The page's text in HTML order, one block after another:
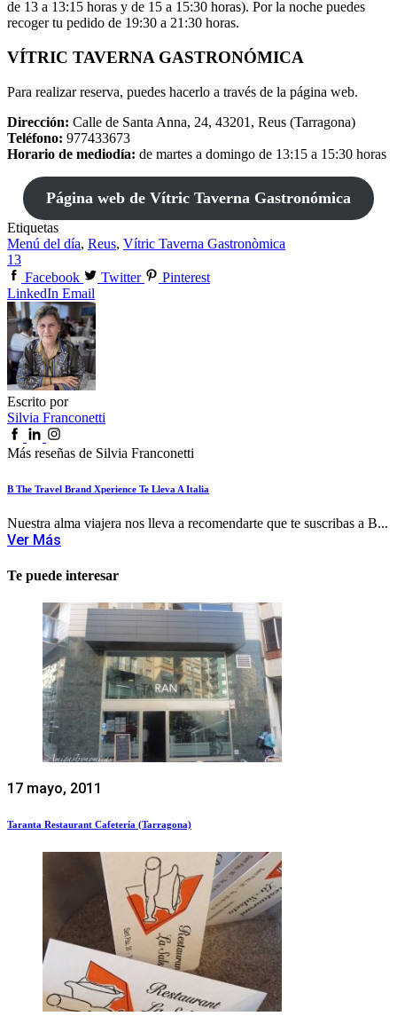
de 13 a 13:15 horas y de 15 a 15:30 horas). Por la noche puedes
recoger tu pedido de 19:30 a 21:30 horas.
VÍTRIC TAVERNA GASTRONÓMICA
Para realizar reserva, puedes hacerlo a través de la página web.
Dirección: Calle de Santa Anna, 24, 43201, Reus (Tarragona)
Teléfono: 977433673
Horario de mediodía: de martes a domingo de 13:15 a 15:30 horas
Página web de Vítric Taverna Gastronómica
Etiquetas
Menú del día, Reus, Vítric Taverna Gastronòmica
13
Facebook
Twitter
Pinterest
LinkedIn Email
Escrito por
Silvia Franconetti
Más reseñas de Silvia Franconetti
B The Travel Brand Xperience Te Lleva A Italia
Nuestra alma viajera nos lleva a recomendarte que te suscribas a B...
Ver Más
Te puede interesar
17 mayo, 2011
Taranta Restaurant Cafetería (Tarragona)